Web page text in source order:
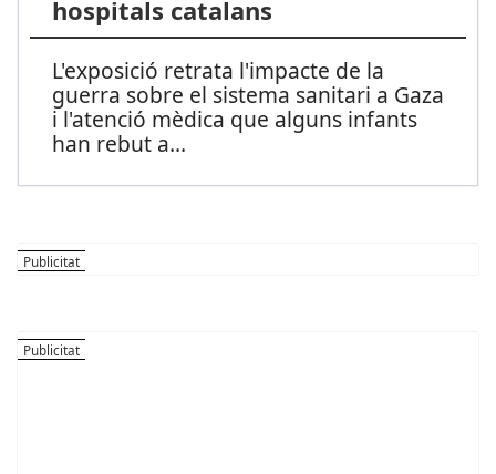
hospitals catalans
L'exposició retrata l'impacte de la
guerra sobre el sistema sanitari a Gaza
i l'atenció mèdica que alguns infants
han rebut a...